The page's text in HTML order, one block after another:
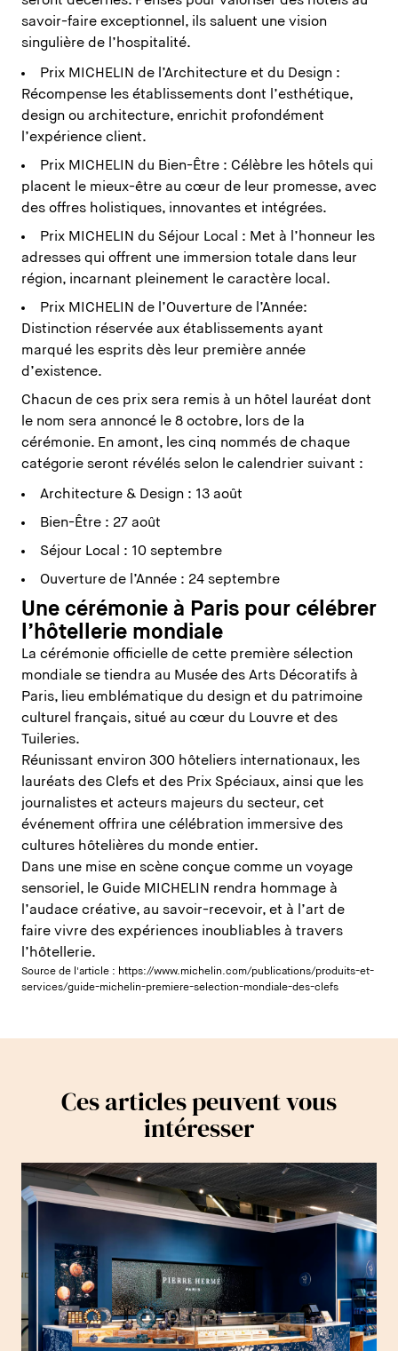
savoir-faire exceptionnel, ils saluent une vision
singulière de l’hospitalité.
Prix MICHELIN de l’Architecture et du Design :
Récompense les établissements dont l’esthétique,
design ou architecture, enrichit profondément
l’expérience client.
Prix MICHELIN du Bien-Être : Célèbre les hôtels qui
placent le mieux-être au cœur de leur promesse, avec
des offres holistiques, innovantes et intégrées.
Prix MICHELIN du Séjour Local : Met à l’honneur les
adresses qui offrent une immersion totale dans leur
région, incarnant pleinement le caractère local.
Prix MICHELIN de l’Ouverture de l’Année:
Distinction réservée aux établissements ayant
marqué les esprits dès leur première année
d’existence.
Chacun de ces prix sera remis à un hôtel lauréat dont
le nom sera annoncé le 8 octobre, lors de la
cérémonie. En amont, les cinq nommés de chaque
catégorie seront révélés selon le calendrier suivant :
Architecture & Design : 13 août
Bien-Être : 27 août
Séjour Local : 10 septembre
Ouverture de l’Année : 24 septembre
Une cérémonie à Paris pour célébrer
l’hôtellerie mondiale
La cérémonie officielle de cette première sélection
mondiale se tiendra au Musée des Arts Décoratifs à
Paris, lieu emblématique du design et du patrimoine
culturel français, situé au cœur du Louvre et des
Tuileries.
Réunissant environ 300 hôteliers internationaux, les
lauréats des Clefs et des Prix Spéciaux, ainsi que les
journalistes et acteurs majeurs du secteur, cet
événement offrira une célébration immersive des
cultures hôtelières du monde entier.
Dans une mise en scène conçue comme un voyage
sensoriel, le Guide MICHELIN rendra hommage à
l’audace créative, au savoir-recevoir, et à l’art de
faire vivre des expériences inoubliables à travers
l’hôtellerie.
Source de l'article : https://www.michelin.com/publications/produits-et-
services/guide-michelin-premiere-selection-mondiale-des-clefs
Ces articles peuvent vous
intéresser